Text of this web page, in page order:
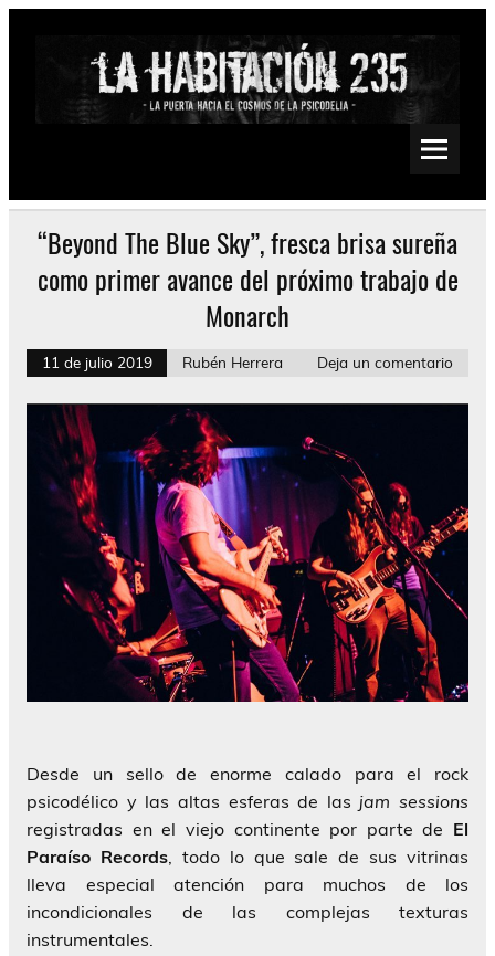
Saltar
Psychedelic, Stoner, Doom, Sludge, Fuzz, Space, Drone
“Beyond The Blue Sky”, fresca brisa sureña
como primer avance del próximo trabajo de
Monarch
11 de julio 2019 Rubén Herrera Deja un comentario
Desde un sello de enorme calado para el rock
psicodélico y las altas esferas de las jam sessions
registradas en el viejo continente por parte de El
Paraíso Records, todo lo que sale de sus vitrinas
lleva especial atención para muchos de los
incondicionales de las complejas texturas
instrumentales.